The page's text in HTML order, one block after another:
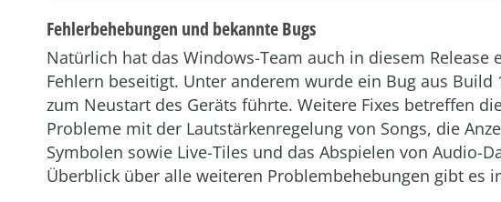
Fehlerbehebungen und bekannte Bugs
Natürlich hat das Windows-Team auch in diesem Release
Fehlern beseitigt. Unter anderem wurde ein Bug aus Build
zum Neustart des Geräts führte. Weitere Fixes betreffen
Probleme mit der Lautstärkenregelung von Songs, die
Symbolen sowie Live-Tiles und das Abspielen von Audio-
Überblick über alle weiteren Problembehebungen gibt es